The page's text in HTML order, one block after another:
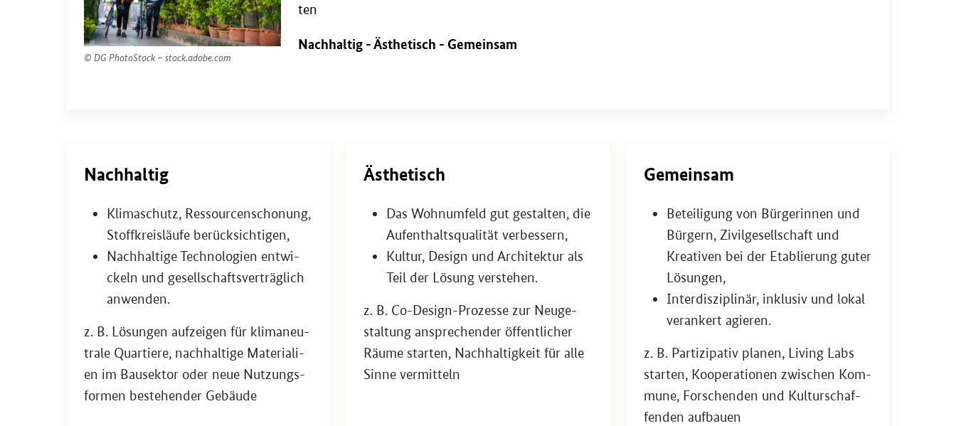
© DG Pho­to­S­tock – stock.adobe.com
ten
Nach­hal­tig - Äs­the­tisch - Ge­mein­sam
Nach­hal­tig
Kli­ma­schutz, Res­sour­cen­scho­nung,
Stoff­kreis­läu­fe be­rück­sich­ti­gen,
Nach­hal­ti­ge Tech­no­lo­gien ent­wi­
ckeln und ge­sell­schafts­ver­träg­lich
an­wen­den.
z. B. Lö­sun­gen auf­zei­gen für kli­ma­neu­
tra­le Quar­tie­re, nach­hal­ti­ge Ma­te­ria­li­
en im Bau­sek­tor oder neue Nut­zungs­
for­men be­stehen­der Ge­bäu­de
Äs­the­tisch
Das Wohn­um­feld gut ge­stal­ten, die
Auf­ent­halts­qua­li­tät ver­bes­sern,
Kul­tur, De­sign und Ar­chi­tek­tur als
Teil der Lö­sung ver­ste­hen.
z. B. Co-Design-​Prozesse zur Neu­ge­
stal­tung an­spre­chen­der öf­fent­li­cher
Räume star­ten, Nach­hal­tig­keit für alle
Sinne ver­mit­teln
Ge­mein­sam
Be­tei­li­gung von Bür­ge­rin­nen und
Bür­gern, Zi­vil­ge­sell­schaft und
Krea­ti­ven bei der Eta­blie­rung guter
Lö­sun­gen,
In­ter­dis­zi­pli­när, in­klu­siv und lokal
ver­an­kert agie­ren.
z. B. Par­ti­zi­pa­tiv pla­nen, Living Labs
star­ten, Ko­ope­ra­tio­nen zwi­schen Kom­
mu­ne, For­schen­den und Kul­tur­schaf­
fen­den auf­bau­en